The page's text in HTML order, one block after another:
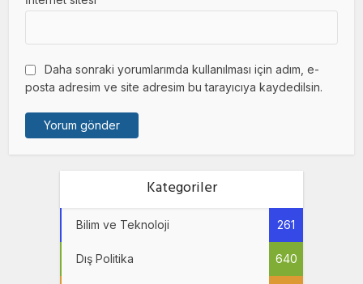
Daha sonraki yorumlarımda kullanılması için adım, e-
posta adresim ve site adresim bu tarayıcıya kaydedilsin.
Kategoriler
Bilim ve Teknoloji 261
Dış Politika 640